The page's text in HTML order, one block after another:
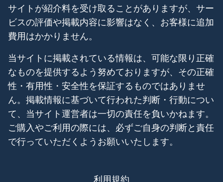
サイトが紹介料を受け取ることがありますが、サー
ビスの評価や掲載内容に影響はなく、お客様に追加
費用はかかりません。
当サイトに掲載されている情報は、可能な限り正確
なものを提供するよう努めておりますが、その正確
性・有用性・安全性を保証するものではありませ
ん。掲載情報に基づいて行われた判断・行動につい
て、当サイト運営者は一切の責任を負いかねます。
ご購入やご利用の際には、必ずご自身の判断と責任
で行っていただくようお願いいたします。
利用規約